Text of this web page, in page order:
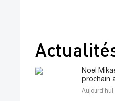
Noel
prochain
Aujourd'hui,